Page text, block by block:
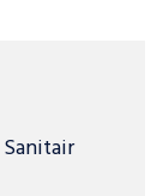
Sanitair